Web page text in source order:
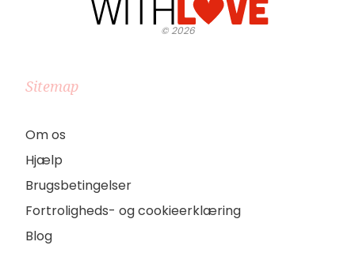
©2026
Sitemap
Om os
Hjælp
Brugsbetingelser
Fortroligheds- og cookieerklæring
Blog